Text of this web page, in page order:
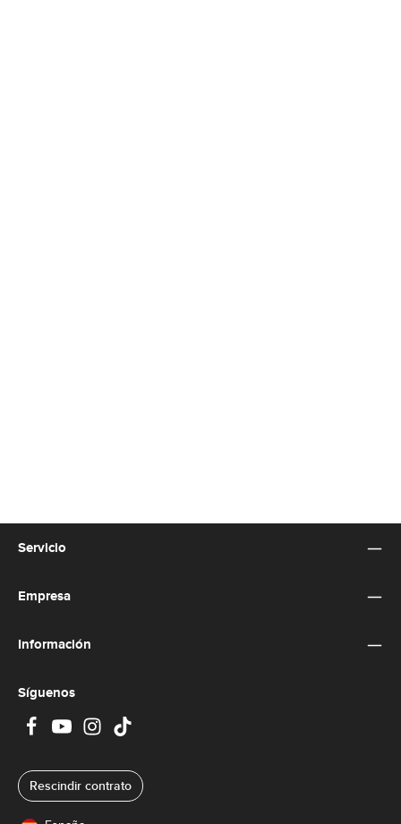
Servicio
Empresa
Información
Síguenos
Rescindir contrato